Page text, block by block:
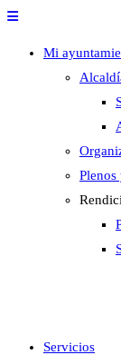
Mi
Plenos
Servicios